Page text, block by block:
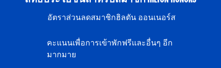
อัตราส่วนลดสมาชิกฮิลตัน ออนเนอร์ส
คะแนนเพื่อการเข้าพักฟรีและอื่นๆ อีก
มากมาย